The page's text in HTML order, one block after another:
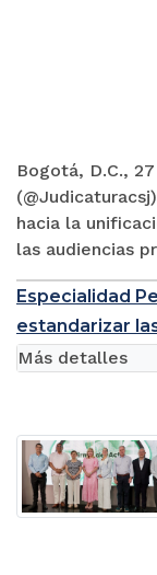
Bogotá, D.C.,
hacia la
las audiencias
Especialidad
estandarizar
Más detalles